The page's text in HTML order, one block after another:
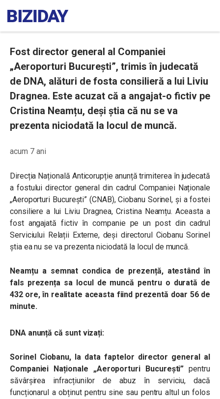
Fost director general al Companiei
„Aeroporturi București”, trimis în judecată
de DNA, alături de fosta consilieră a lui Liviu
Dragnea. Este acuzat că a angajat-o fictiv pe
Cristina Neamțu, deși știa că nu se va
prezenta niciodată la locul de muncă.
acum 7 ani
Direcția Națională Anticorupție anunțătrimiterea în judecată
a fostului director general din cadrulCompaniei Naționale
„Aeroporturi București” (CNAB), Ciobanu Sorinel, și a fostei
consiliere a lui Liviu Dragnea, Cristina Neamțu. Aceasta a
fost angajată fictiv în companie pe un post din cadrul
Serviciului Relații Externe, deși directorul Ciobanu Sorinel
știa ea nu se va prezenta niciodată la locul de muncă.
Neamțu a semnat condica de prezență, atestând în
fals prezența sa locul de muncă pentru o durată de
432 ore, în realitate aceasta fiind prezentă doar 56 de
minute.
DNA anunță că sunt vizați:
Sorinel Ciobanu, la data faptelor director general al
Companiei Naționale „Aeroporturi București”pentru
săvârșirea infracțiunilor de abuz în serviciu, dacă
funcționarul a obținut pentru sine sau pentru altul un folos